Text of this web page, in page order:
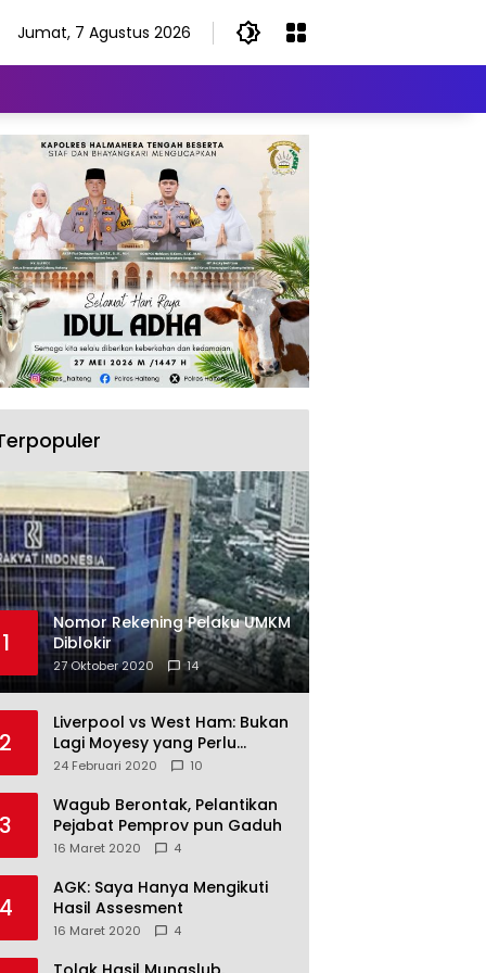
Jumat, 7 Agustus 2026
1
Nomor Rekening Pelaku UMKM
Diblokir
27 Oktober 2020 14
2
Liverpool vs West Ham: Bukan
Lagi Moyesy yang Perlu
Ditakuti
24 Februari 2020 10
3
Wagub Berontak, Pelantikan
Pejabat Pemprov pun Gaduh
16 Maret 2020 4
4
AGK: Saya Hanya Mengikuti
Hasil Assesment
16 Maret 2020 4